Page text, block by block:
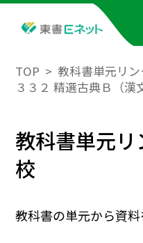
TOP
教科書単元リ
３３２ 精選古典Ｂ（漢
教科書単元
校
教科書の単元から資料